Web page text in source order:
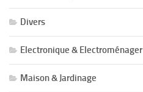
Divers
Electronique & Electroménager
Maison & Jardinage